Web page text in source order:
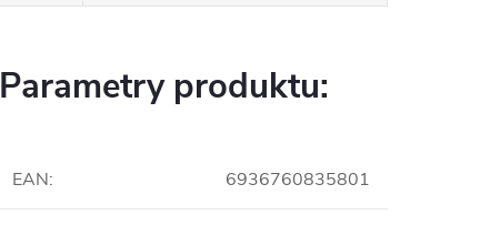
Parametry produktu:
EAN: 6936760835801